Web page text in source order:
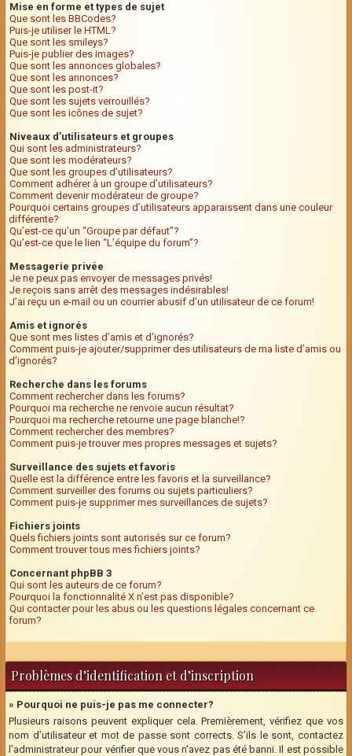
Mise en forme et types de sujet
Que sont les BBCodes?
Puis-je utiliser le HTML?
Que sont les smileys?
Puis-je publier des images?
Que sont les annonces globales?
Que sont les annonces?
Que sont les post-it?
Que sont les sujets verrouillés?
Que sont les icônes de sujet?
Niveaux d’utilisateurs et groupes
Qui sont les administrateurs?
Que sont les modérateurs?
Que sont les groupes d’utilisateurs?
Comment adhérer à un groupe d’utilisateurs?
Comment devenir modérateur de groupe?
Pourquoi certains groupes d’utilisateurs apparaissent dans une couleur
différente?
Qu’est-ce qu’un “Groupe par défaut”?
Qu’est-ce que le lien “L’équipe du forum”?
Messagerie privée
Je ne peux pas envoyer de messages privés!
Je reçois sans arrêt des messages indésirables!
J’ai reçu un e-mail ou un courrier abusif d’un utilisateur de ce forum!
Amis et ignorés
Que sont mes listes d’amis et d’ignorés?
Comment puis-je ajouter/supprimer des utilisateurs de ma liste d’amis ou
d’ignorés?
Recherche dans les forums
Comment rechercher dans les forums?
Pourquoi ma recherche ne renvoie aucun résultat?
Pourquoi ma recherche retourne une page blanche!?
Comment rechercher des membres?
Comment puis-je trouver mes propres messages et sujets?
Surveillance des sujets et favoris
Quelle est la différence entre les favoris et la surveillance?
Comment surveiller des forums ou sujets particuliers?
Comment puis-je supprimer mes surveillances de sujets?
Fichiers joints
Quels fichiers joints sont autorisés sur ce forum?
Comment trouver tous mes fichiers joints?
Concernant phpBB 3
Qui sont les auteurs de ce forum?
Pourquoi la fonctionnalité X n’est pas disponible?
Qui contacter pour les abus ou les questions légales concernant ce
forum?
Problèmes d’identification et d’inscription
» Pourquoi ne puis-je pas me connecter?
Plusieurs raisons peuvent expliquer cela. Premièrement, vérifiez que vos
nom d’utilisateur et mot de passe sont corrects. S’ils le sont, contactez
l’administrateur pour vérifier que vous n’avez pas été banni. Il est possible